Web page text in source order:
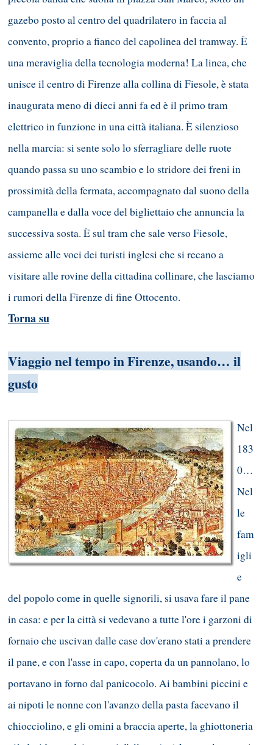
gazebo posto al centro del quadrilatero in faccia al
convento, proprio a fianco del capolinea del tramway. È
una meraviglia della tecnologia moderna! La linea, che
unisce il centro di Firenze alla collina di Fiesole, è stata
inaugurata meno di dieci anni fa ed è il primo tram
elettrico in funzione in una città italiana. È silenzioso
nella marcia: si sente solo lo sferragliare delle ruote
quando passa su uno scambio e lo stridore dei freni in
prossimità della fermata, accompagnato dal suono della
campanella e dalla voce del bigliettaio che annuncia la
successiva sosta. È sul tram che sale verso Fiesole,
assieme alle voci dei turisti inglesi che si recano a
visitare alle rovine della cittadina collinare, che lasciamo
i rumori della Firenze di fine Ottocento.
Torna su
Viaggio nel tempo in Firenze, usando… il
gusto
Nel
183
0…
Nel
le
fam
igli
e
del popolo come in quelle signorili, si usava fare il pane
in casa: e per la città si vedevano a tutte l'ore i garzoni di
fornaio che uscivan dalle case dov'erano stati a prendere
il pane, e con l'asse in capo, coperta da un pannolano, lo
portavano in forno dal panicocolo. Ai bambini piccini e
ai nipoti le nonne con l'avanzo della pasta facevano il
chiocciolino, e gli omini a braccia aperte, la ghiottoneria